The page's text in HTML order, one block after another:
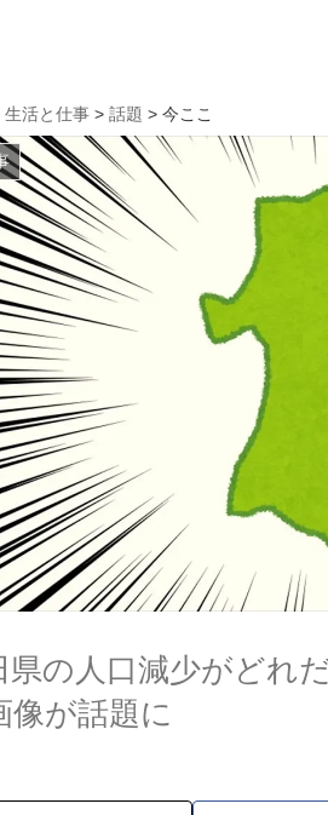
生活と仕事 > 話題 > 今ここ
県の人口減少がど
像が話題に